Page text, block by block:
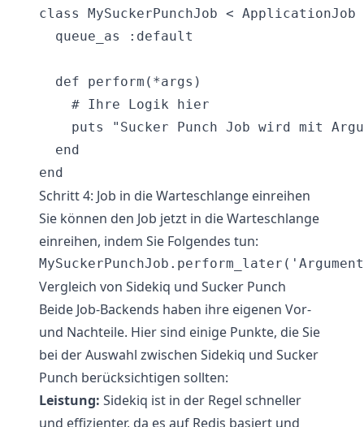
class MySuckerPunchJob < ApplicationJob
  queue_as :default
  def perform(*args)
    # Ihre Logik hier
puts "Sucker Punch Job wird mit
  end
Schritt 4: Job in die Warteschlange einreihen
Sie können den Job jetzt in die Warteschlange
einreihen, indem Sie Folgendes tun:
Vergleich von Sidekiq und Sucker Punch
Beide Job-Backends haben ihre eigenen Vor-
und Nachteile. Hier sind einige Punkte, die Sie
bei der Auswahl zwischen Sidekiq und Sucker
Punch berücksichtigen sollten:
Leistung: Sidekiq ist in der Regel schneller
und effizienter, da es auf Redis basiert und